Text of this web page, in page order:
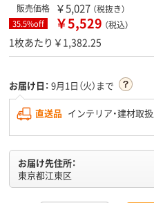
販売価格 ￥5,027 （税抜き）
35.5%off ￥5,529 （税込）
1枚あたり￥1,382.25
お届け日： 9月1日（火）まで
直送品 インテリア・建材取
お届け先住所：
東京都江東区